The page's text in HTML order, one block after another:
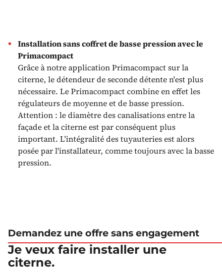
Installation sans coffret de basse pression avec le
Primacompact
Grâce à notre application Primacompact sur la
citerne, le détendeur de seconde détente n'est plus
nécessaire. Le Primacompact combine en effet les
régulateurs de moyenne et de basse pression.
Attention : le diamètre des canalisations entre la
façade et la citerne est par conséquent plus
important. L'intégralité des tuyauteries est alors
posée par l'installateur, comme toujours avec la basse
pression.
Demandez une offre sans engagement
Je veux faire installer une
citerne.